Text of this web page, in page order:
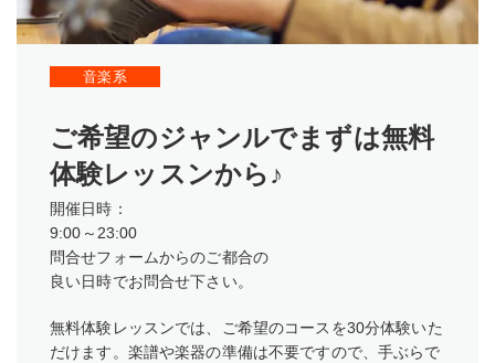
音楽系
ご希望のジャンルでまずは無料
体験レッスンから♪
開催日時：
9:00～23:00
問合せフォームからのご都合の
良い日時でお問合せ下さい。
無料体験レッスンでは、ご希望のコースを30分体験いた
だけます。楽譜や楽器の準備は不要ですので、手ぶらで